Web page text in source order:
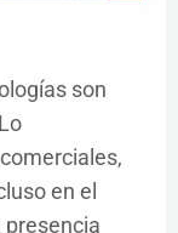
son
en el
presencia